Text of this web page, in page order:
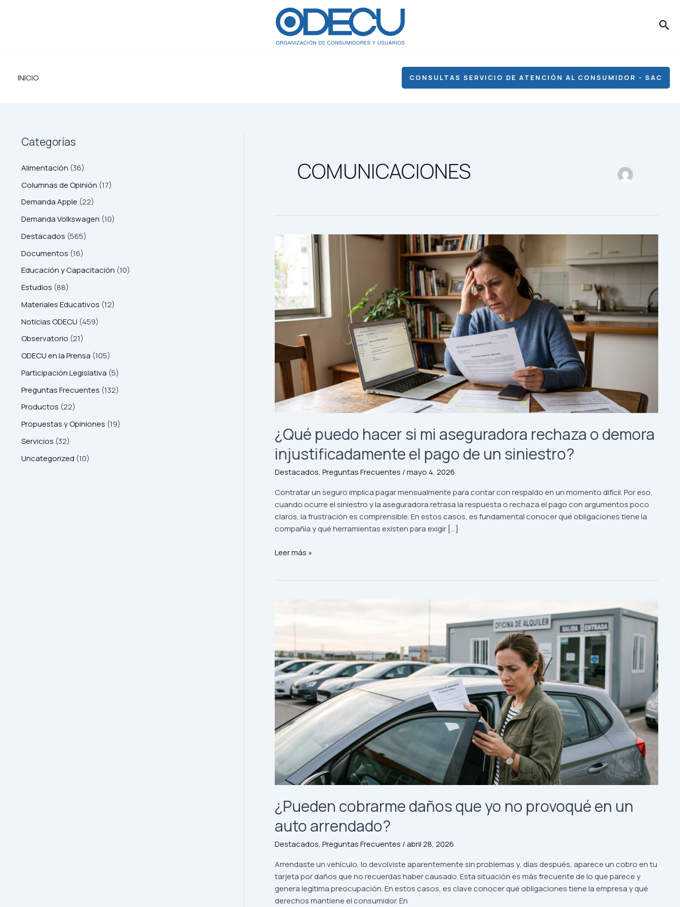
INICIO CONSULTAS SERVICIO DE ATENCIÓN AL CONSUMIDOR - SAC
Categorías
Alimentación (36)
Columnas de Opinión (17)
Demanda Apple (22)
Demanda Volkswagen (10)
Destacados (565)
Documentos (16)
Educación y Capacitación (10)
Estudios (88)
Materiales Educativos (12)
Noticias ODECU (459)
Observatorio (21)
ODECU en la Prensa (105)
Participación Legislativa (5)
Preguntas Frecuentes (132)
Productos (22)
Propuestas y Opiniones (19)
Servicios (32)
Uncategorized (10)
COMUNICACIONES
¿Qué puedo hacer si mi aseguradora rechaza o demora
injustificadamente el pago de un siniestro?
Destacados, Preguntas Frecuentes /mayo 4, 2026
Contratar un seguro implica pagar mensualmente para contar con respaldo en un momento difícil. Por eso,
cuando ocurre el siniestro y la aseguradora retrasa la respuesta o rechaza el pago con argumentos poco
claros, la frustración es comprensible. En estos casos, es fundamental conocer qué obligaciones tiene la
compañía y qué herramientas existen para exigir […]
¿Qué
rechaza
demora
injustificadamente
el
pago
de
un
siniestro?
Leer más »
¿Pueden cobrarme daños que yo no provoqué en un
auto arrendado?
Destacados, Preguntas Frecuentes /abril 28, 2026
Arrendaste un vehículo, lo devolviste aparentemente sin problemas y, días después, aparece un cobro en tu
tarjeta por daños que no recuerdas haber causado. Esta situación es más frecuente de lo que parece y
genera legítima preocupación. En estos casos, es clave conocer qué obligaciones tiene la empresa y qué
derechos mantiene el consumidor. En